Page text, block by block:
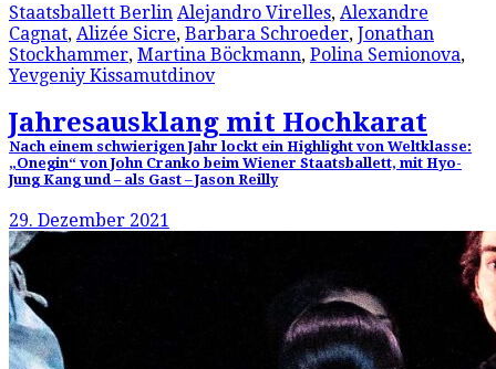
Staatsballett Berlin Alejandro Virelles, Alexandre
Cagnat, Alizée Sicre, Barbara Schroeder, Jonathan
Stockhammer, Martina Böckmann, Polina Semionova,
Yevgeniy Kissamutdinov
Jahresausklang mit Hochkarat
Nach einem schwierigen Jahr lockt ein Highlight von Weltklasse:
„Onegin“ von John Cranko beim Wiener Staatsballett, mit Hyo-
Jung Kang und – als Gast – Jason Reilly
29. Dezember 2021